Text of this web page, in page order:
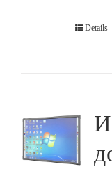
Details